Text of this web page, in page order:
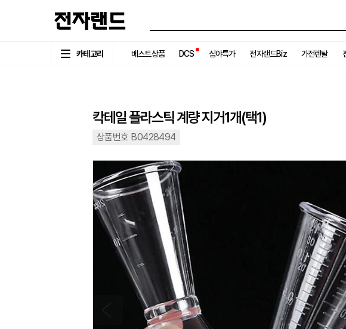
카테고리 베스트상품 DCS 심야특가 전자랜드Biz 가전렌탈
칵테일 플라스틱 계량 지거1개(택1)
상품번호 B0428494